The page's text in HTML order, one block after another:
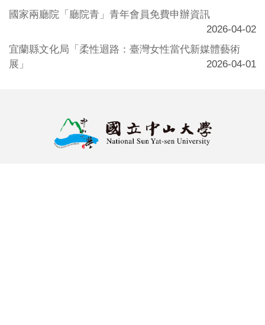
國家兩廳院「廳院青」青年會員免費申辦資訊
2026-04-02
宜蘭縣文化局「柔性迴路：臺灣女性當代新媒體藝術
展」
2026-04-01